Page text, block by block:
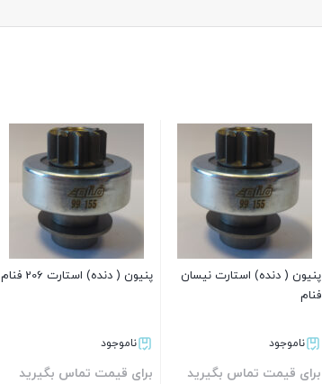
پنیون ( دنده) استارت نیسان
فنام
ناموجود
برای قیمت تماس بگیرید
پنیون ( دنده) استارت 206 فنام
ناموجود
برای قیمت تماس بگیرید